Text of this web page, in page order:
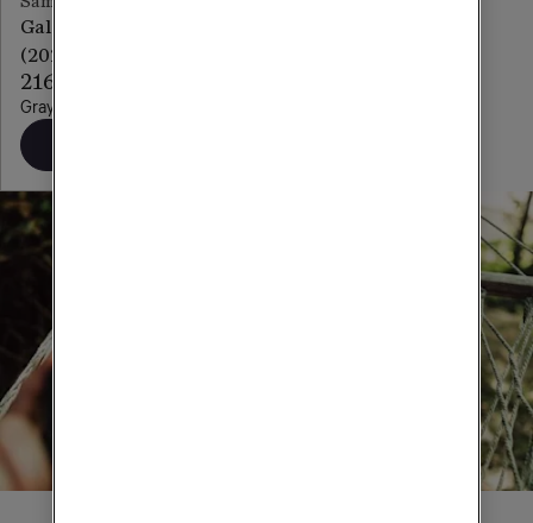
Galaxy Tab S6 Lite
(2022)
216 kr/mån
Gray